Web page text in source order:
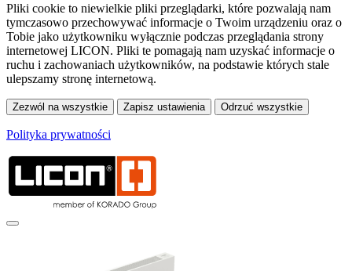
Pliki cookie to niewielkie pliki przeglądarki, które pozwalają nam
tymczasowo przechowywać informacje o Twoim urządzeniu oraz o
Tobie jako użytkowniku wyłącznie podczas przeglądania strony
internetowej LICON. Pliki te pomagają nam uzyskać informacje o
ruchu i zachowaniach użytkowników, na podstawie których stale
ulepszamy stronę internetową.
Polityka prywatności